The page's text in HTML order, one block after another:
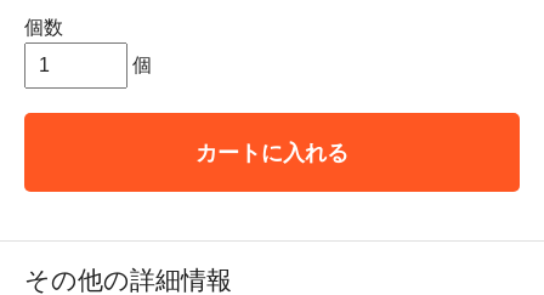
個数
個
カートに入れる
その他の詳細情報